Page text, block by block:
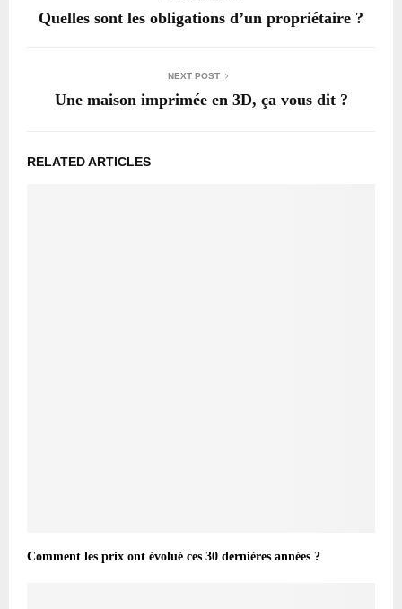
Quelles sont les obligations d’un propriétaire ?
NEXT POST
Une maison imprimée en 3D, ça vous dit ?
RELATED ARTICLES
Comment les prix ont évolué ces 30 dernières années ?